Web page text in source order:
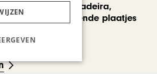
Een week op Madeira,
voorbij de bekende plaatjes